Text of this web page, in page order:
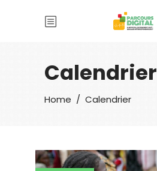
Calendrier
Home / Calendrier